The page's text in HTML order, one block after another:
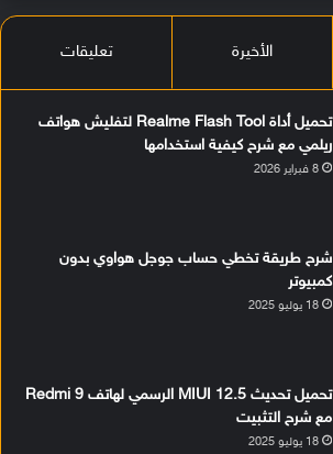
الأخيرة تعليقات
تحميل أداة Realme Flash Tool لتفليش هواتف
ريلمي مع شرح كيفية استخدامها
8 فبراير 2026
شرح طريقة تخطي حساب جوجل هواوي بدون
كمبيوتر
18 يوليو 2025
تحميل تحديث MIUI 12.5 الرسمي لهاتف Redmi 9
مع شرح التثبيت
18 يوليو 2025